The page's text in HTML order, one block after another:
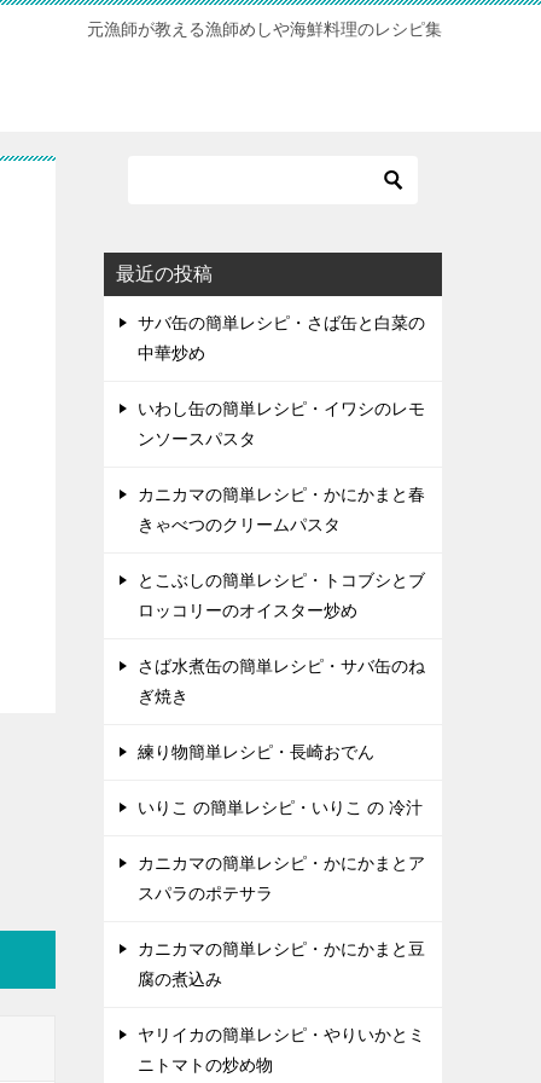
元漁師が教える漁師めしや海鮮料理のレシピ集
最近の投稿
サバ缶の簡単レシピ・さば缶と白菜の
中華炒め
いわし缶の簡単レシピ・イワシのレモ
ンソースパスタ
カニカマの簡単レシピ・かにかまと春
きゃべつのクリームパスタ
とこぶしの簡単レシピ・トコブシとブ
ロッコリーのオイスター炒め
さば水煮缶の簡単レシピ・サバ缶のね
ぎ焼き
練り物簡単レシピ・長崎おでん
いりこ の簡単レシピ・いりこ の 冷汁
カニカマの簡単レシピ・かにかまとア
スパラのポテサラ
カニカマの簡単レシピ・かにかまと豆
腐の煮込み
ヤリイカの簡単レシピ・やりいかとミ
ニトマトの炒め物